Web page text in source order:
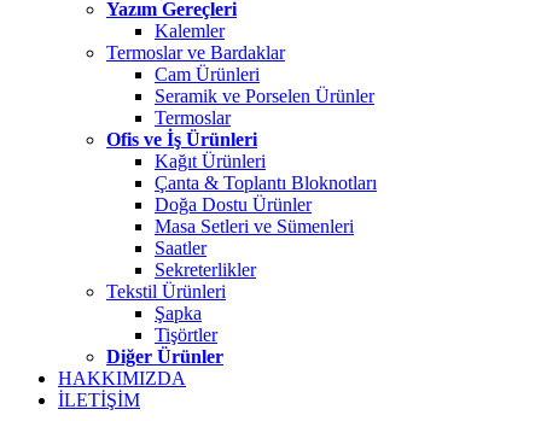
Yazım Gereçleri
Kalemler
Termoslar ve Bardaklar
Cam Ürünleri
Seramik ve Porselen Ürünler
Termoslar
Ofis ve İş Ürünleri
Kağıt Ürünleri
Çanta & Toplantı Bloknotları
Doğa Dostu Ürünler
Masa Setleri ve Sümenleri
Saatler
Sekreterlikler
Tekstil Ürünleri
Şapka
Tişörtler
Diğer Ürünler
HAKKIMIZDA
İLETİŞİM